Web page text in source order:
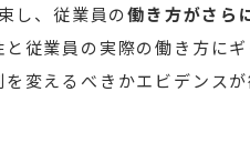
し、従業員の働き方がさら
と従業員の実際の働き方に
変えるべきかエビデンス